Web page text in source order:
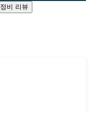
정비 리뷰